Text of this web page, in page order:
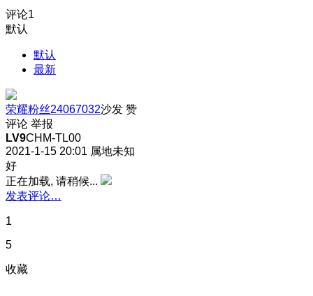
评论1
默认
默认
最新
荣耀粉丝24067032沙发 赞
评论 举报
LV9CHM-TL00
2021-1-15 20:01 属地未知
好
正在加载, 请稍候...
发表评论…
1
5
收藏